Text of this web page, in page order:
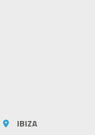
IBIZA